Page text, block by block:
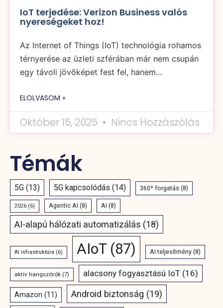
IoT terjedése: Verizon Business valós
nyereségeket hoz!
Az Internet of Things (IoT) technológia rohamos
térnyerése az üzleti szférában már nem csupán
egy távoli jövőképet fest fel, hanem...
ELOLVASOM »
Október 15, 2025 Nincs Hozzászólás
Témák
5G (13) 5G kapcsolódás (14) 360º forgatás (8)
2026 (6) Agentic AI (8) AI (8)
AI-alapú hálózati automatizálás (18)
AI infrastruktúra (6) AIoT(87) AI teljesítmény (8)
aktív hangszórók (7) alacsony fogyasztású IoT (16)
Amazon (11) Android biztonság (19)